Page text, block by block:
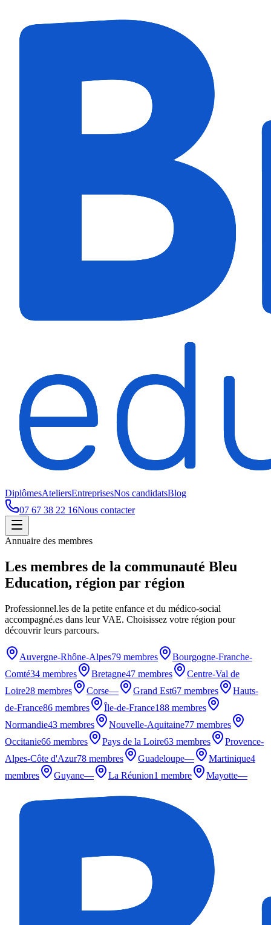
DiplômesAteliersEntreprisesNos candidatsBlog
07 67 38 22 16Nous contacter
Annuaire des membres
Les membres de la communauté Bleu
Education, région par région
Professionnel.les de la petite enfance et du médico-social
accompagné.es dans leur VAE. Choisissez votre région pour
découvrir leurs parcours.
Auvergne-Rhône-Alpes79 membres
Bourgogne-Franche-
Comté34 membres Bretagne47 membres
Centre-Val de
Loire28 membres Corse— Grand Est67 membres
Hauts-
de-France86 membres Île-de-France188 membres
Normandie43 membres Nouvelle-Aquitaine77 membres
Occitanie66 membres Pays de la Loire63 membres
Provence-
Alpes-Côte d'Azur78 membres Guadeloupe— Martinique4
membres
Guyane— La Réunion1 membre Mayotte—